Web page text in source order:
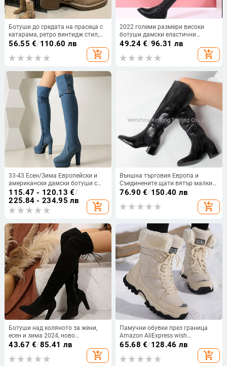
Ботуши до средата на прасеца с
катарама, ретро винтидж стил,
нови ботуши за есен/зима 2025,
Wasteland Western, кафяви,
дамски ботуши
56.55 €/110.60 лв
add_shopping_cart
2022 големи размери високи
ботуши дамски еластични
ботуши над коляното дамски
зимни дълги ботуши с поларена
подплата, заоблен връх, едър ток,
49.24€/96.31 лв
add_shopping_cart
33-43 Есен/Зима Европейски и
американски дамски ботуши с
големи размери, водоустойчиви,
на платформа, с катарама, с
висок ток, ботуши до коляното,
външна търговия, трансграничен
115.47 - 120.13 €/
225.84 - 234.95 лв
add_shopping_cart
Външна търговия Европа и
Съединените щати вятър малки
квадратни каубойски ботуши
западен вятър 2024 есен и зима
нови дебели токчета PU
висококачествени ботуши за
76.90 €/150.40 лв
add_shopping_cart
Ботуши над коляното за жени,
есен и зима 2024, ново
поступление, ботуши с дебел ток
от велур, високи еластични
ботуши с остър ток и висок ток
43.67 €/85.41 лв
add_shopping_cart
Памучни обувки през граница
Amazon AliExpress wish
водоустойчиви студоустойчиви
ботуши за жени, подплатени с
полар, дебели топли снежни
65.68 €/128.46 лв
add_shopping_cart